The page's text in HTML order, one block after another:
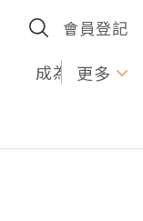
會員登記
成為U更多